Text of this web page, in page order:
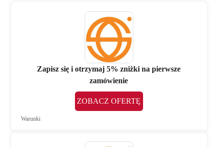
Zapisz się i otrzymaj 5% zniżki na pierwsze
zamówienie
ZOBACZ OFERTĘ
Warunki